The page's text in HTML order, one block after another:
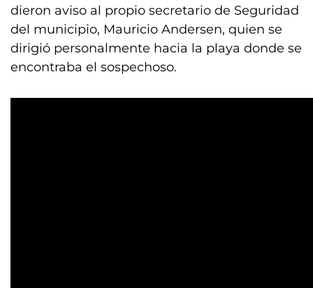
dieron aviso al propio secretario de Seguridad
del municipio, Mauricio Andersen, quien se
dirigió personalmente hacia la playa donde se
encontraba el sospechoso.